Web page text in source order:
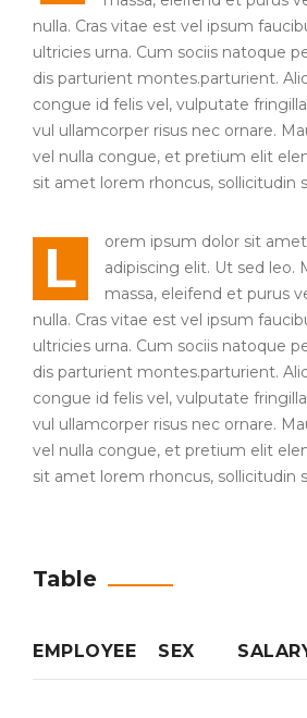
nulla. Cras vitae est vel ipsum
ultricies urna. Cum sociis natoque
dis parturient montes.parturient.
congue id felis vel, vulputate
vul ullamcorper risus nec ornare.
vel nulla congue, et pretium elit
sit amet lorem rhoncus, sollicitudin
L
orem ipsum dolor sit
adipiscing elit. Ut sed leo.
massa, eleifend et purus
nulla. Cras vitae est vel ipsum
ultricies urna. Cum sociis natoque
dis parturient montes.parturient.
congue id felis vel, vulputate
vul ullamcorper risus nec ornare.
vel nulla congue, et pretium elit
sit amet lorem rhoncus, sollicitudin
Table
EMPLOYEE SEX